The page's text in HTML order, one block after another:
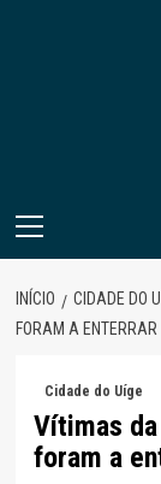
Menu
INÍCIO CIDADE DO
FORAM A ENTERRAR
Cidade do Uíge
Vítimas
foram a